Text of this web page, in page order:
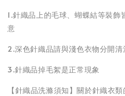
1.針織品上的毛球、蝴蝶結等裝
意
2.深色針織品請與淺色衣物分開
3.針織品掉毛絮是正常現象
【針織品洗滌須知】關於針織衣